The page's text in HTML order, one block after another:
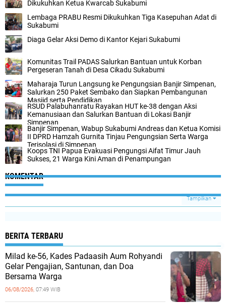
Dikukuhkan Ketua Kwarcab Sukabumi
Lembaga PRABU Resmi Dikukuhkan Tiga Kasepuhan Adat di
Sukabumi
Diaga Gelar Aksi Demo di Kantor Kejari Sukabumi
Komunitas Trail PADAS Salurkan Bantuan untuk Korban
Pergeseran Tanah di Desa Cikadu Sukabumi
Maharaja Turun Langsung ke Pengungsian Banjir Simpenan,
Salurkan 250 Paket Sembako dan Siapkan Pembangunan
Masjid serta Pendidikan
RSUD Palabuhanratu Rayakan HUT ke-38 dengan Aksi
Kemanusiaan dan Salurkan Bantuan di Lokasi Banjir
Simpenan
Banjir Simpenan, Wabup Sukabumi Andreas dan Ketua Komisi
II DPRD Hamzah Gurnita Tinjau Pengungsian Serta Warga
Terisolasi di Simpenan
Koops TNI Papua Evakuasi Pengungsi Aifat Timur Jauh
Sukses, 21 Warga Kini Aman di Penampungan
KOMENTAR
Tampilkan
BERITA TERBARU
Milad ke-56, Kades Padaasih Aum Rohyandi
Gelar Pengajian, Santunan, dan Doa
Bersama Warga
06/08/2026, 07:49 WIB